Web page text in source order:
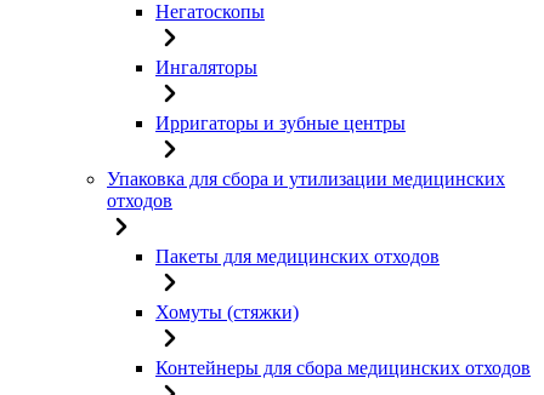
Негатоскопы
Ингаляторы
Ирригаторы и зубные центры
Упаковка для сбора и утилизации медицинских
отходов
Пакеты для медицинских отходов
Хомуты (стяжки)
Контейнеры для сбора медицинских отходов